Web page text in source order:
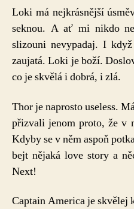
Loki má nejkrásnější
seknou. A ať mi nikdo
slizouni nevypadaj. I
zaujatá. Loki je boží.
co je skvělá i dobrá, i zlá.
Thor je naprosto useless.
přizvali jenom proto, že v
Kdyby se v něm aspoň
bejt nějaká love story a
Next!
Captain America je skvělej